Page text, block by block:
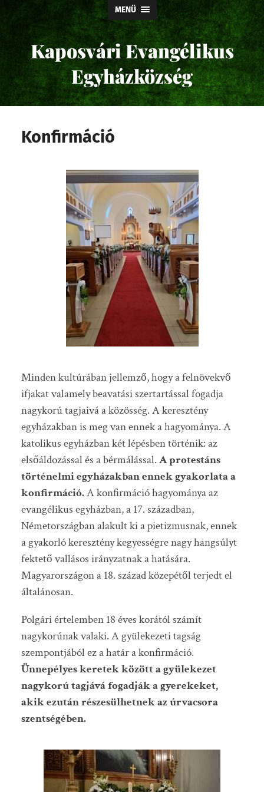
MENÜ
Kaposvári Evangélikus
Egyházközség
Konfirmáció
Minden kultúrában jellemző, hogy a felnövekvő
ifjakat valamely beavatási szertartással fogadja
nagykorú tagjaivá a közösség. A keresztény
egyházakban is meg van ennek a hagyománya. A
katolikus egyházban két lépésben történik: az
elsőáldozással és a bérmálással.A protestáns
történelmi egyházakban ennek gyakorlata a
konfirmáció.A konfirmáció hagyománya az
evangélikus egyházban, a 17. században,
Németországban alakult ki a pietizmusnak, ennek
a gyakorló keresztény kegyességre nagy hangsúlyt
fektető vallásos irányzatnak a hatására.
Magyarországon a 18. század közepétől terjedt el
általánosan.
Polgári értelemben 18 éves korától számít
nagykorúnak valaki. A gyülekezeti tagság
szempontjából ez a határ a konfirmáció.
Ünnepélyes keretek között a gyülekezet
nagykorú tagjává fogadják a gyerekeket,
akik ezután részesülhetnek az úrvacsora
szentségében.